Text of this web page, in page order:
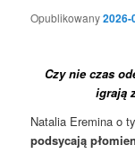
Opublikowany2026-
Czy nie czas
igrają
Natalia Eremina o
podsycają